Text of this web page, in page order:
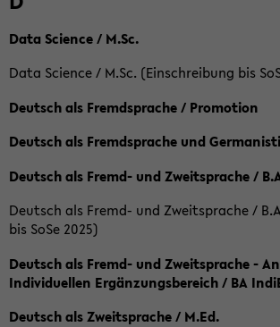
Data Science / M.Sc.
Data Science / M.Sc. (Einschreibung bis
Deutsch als Fremdsprache / Promotion
Deutsch als Fremdsprache und
Deutsch als Fremd- und Zweitsprache /
Deutsch als Fremd- und Zweitsprache /
bis SoSe 2025)
Deutsch als Fremd- und Zweitsprache -
Individuellen Ergänzungsbereich / BA
Deutsch als Zweitsprache / M.Ed.